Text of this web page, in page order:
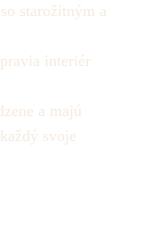
starožitným a
interiér
a majú
svoje